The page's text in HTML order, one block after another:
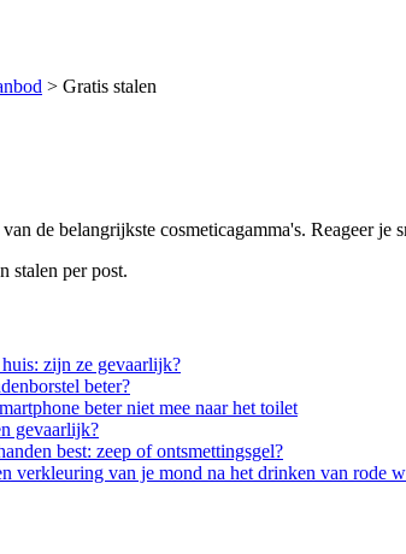
> Gratis stalen
de belangrijkste cosmeticagamma's. Reageer je
stalen per post.
zijn ze gevaarlijk?
beter?
beter niet mee naar het toilet
gevaarlijk?
best: zeep of ontsmettingsgel?
verkleuring van je mond na het drinken van rode